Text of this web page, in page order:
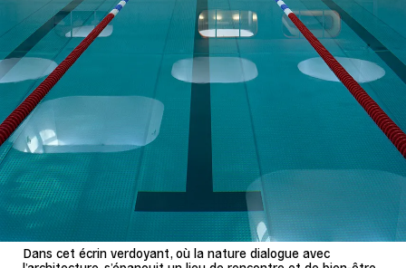
Dans cet écrin verdoyant, où la nature dialogue avec